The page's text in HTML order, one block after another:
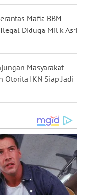
Mafia BBM
Diduga Milik Asri
Masyarakat
Otorita IKN Siap Jadi